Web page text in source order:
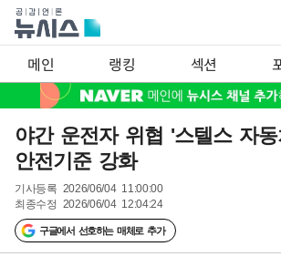
메인 랭킹 섹션
야간 운전자 위협 '스텔스 자
안전기준 강화
기사등록 2026/06/04 11:00:00
최종수정 2026/06/04 12:04:24
구글에서 선호하는 매체로 추가